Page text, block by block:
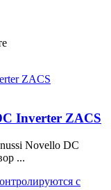
Inverter ZACS
Novello DC
...